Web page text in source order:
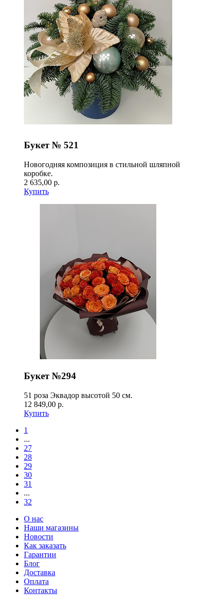
Букет № 521
Новогодняя композиция в стильной шляпной
коробке.
2 635,00 р.
Купить
Букет №294
51 роза Эквадор высотой 50 см.
12 849,00 р.
Купить
1
...
27
28
29
30
31
...
32
О нас
Наши магазины
Новости
Как заказать
Гарантии
Блог
Доставка
Оплата
Контакты